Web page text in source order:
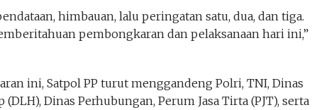
himbauan, lalu peringatan satu, dua, dan tiga.
pembongkaran dan pelaksanaan hari ini,”
ini, Satpol PP turut menggandeng Polri, TNI, Dinas
Dinas Perhubungan, Perum Jasa Tirta (PJT), serta